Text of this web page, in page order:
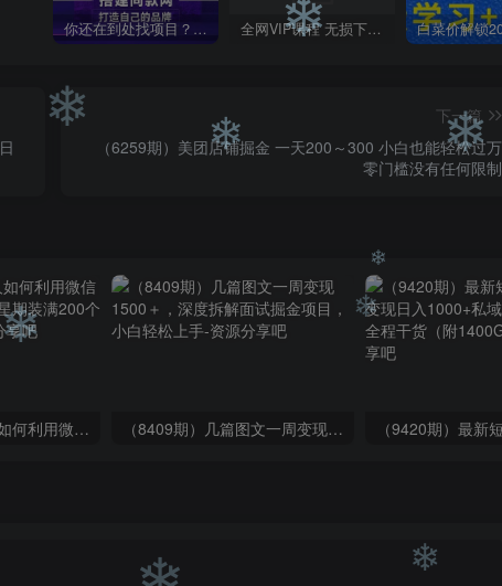
你还在到处找项目？还在当韭菜？我靠卖项目一个月收入5万+，曾经我也是个失败者。 全网VIP课程 无损下载~
下一篇
（6259期）美团店铺掘金 一天200～300 小白也能轻松过万
零门槛没有任何限制
（6215期）一个人如何利用微信群自动群发引流，一星期装满200个群，日入500+ （8409期）几篇图文一周变现1500＋，深度拆解面试掘金项目，小白轻松上手
❄
❄
❄